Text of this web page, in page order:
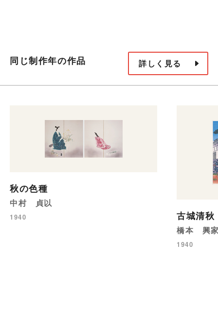
同じ制作年の作品 詳しく見る
秋の色種
中村 貞以
1940 古城清秋
橋本 興
1940